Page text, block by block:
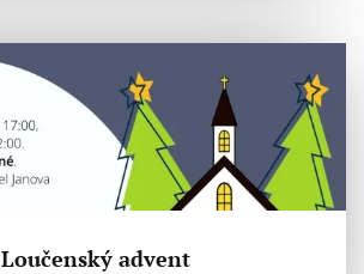
Loučenský advent